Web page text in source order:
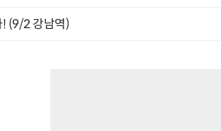
! (9/2 강남역)